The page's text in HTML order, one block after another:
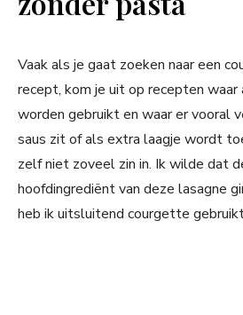
Vaak als je gaat zoeken naar een
recept, kom je uit op recepten
worden gebruikt en waar er vooral
saus zit of als extra laagje wordt
zelf niet zoveel zin in. Ik wilde dat
hoofdingrediënt van deze lasagne
heb ik uitsluitend courgette